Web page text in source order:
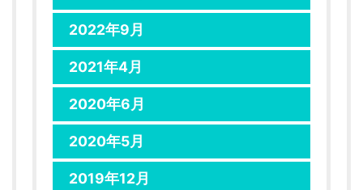
2022年9月
2021年4月
2020年6月
2020年5月
2019年12月